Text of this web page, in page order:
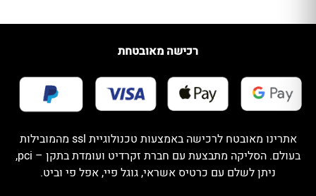
רכישה מאובטחת
אתרינו מאובטח לרכישה באמצעות טכנולוגיית ssl מהמובילות
בעולם. הסליקה מתבצעת עם חברת זקרדיט ועומדת בתקן – pci,
ניתן לשלם עם כרטיס אשראי, גוגל פיי, אפל פי וביט.